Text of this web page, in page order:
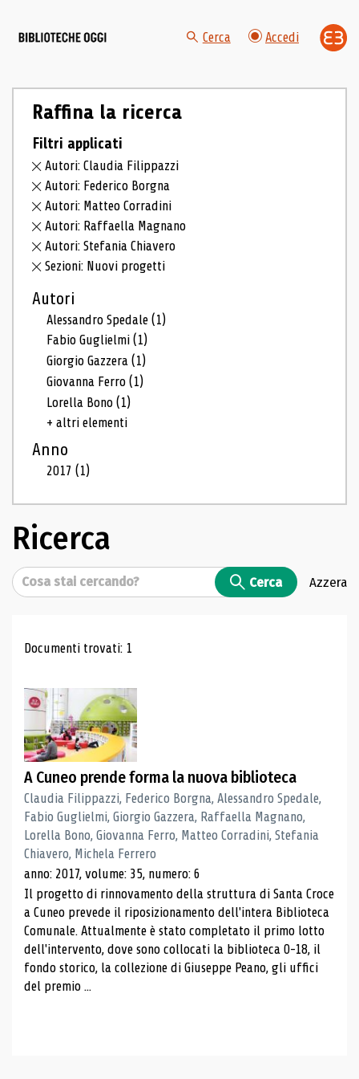
Cerca Accedi
Raffina la ricerca
Filtri applicati
Autori: Claudia Filippazzi
Autori: Federico Borgna
Autori: Matteo Corradini
Autori: Raffaella Magnano
Autori: Stefania Chiavero
Sezioni: Nuovi progetti
Autori
Alessandro Spedale(1)
Fabio Guglielmi(1)
Giorgio Gazzera(1)
Giovanna Ferro(1)
Lorella Bono(1)
+ altri elementi
Anno
2017(1)
Ricerca
Cerca Cerca Azzera
Risultati di ricerca
Documenti trovati: 1
A Cuneo prende forma la nuova biblioteca
Claudia Filippazzi, Federico Borgna, Alessandro Spedale,
Fabio Guglielmi, Giorgio Gazzera, Raffaella Magnano,
Lorella Bono, Giovanna Ferro, Matteo Corradini, Stefania
Chiavero, Michela Ferrero
anno: 2017, volume: 35, numero: 6
Il progetto di rinnovamento della struttura di Santa Croce
a Cuneo prevede il riposizionamento dell'intera Biblioteca
Comunale. Attualmente è stato completato il primo lotto
dell'intervento, dove sono collocati la biblioteca 0-18, il
fondo storico, la collezione di Giuseppe Peano, gli uffici
del premio ...